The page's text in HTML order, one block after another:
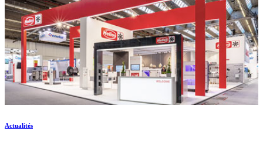
Actualités